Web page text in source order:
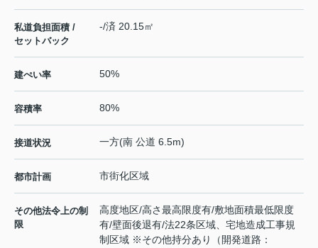
私道負担面積 /
セットバック
-/済 20.15㎡
建ぺい率 50%
容積率 80%
接道状況 一方(南 公道 6.5m)
都市計画 市街化区域
その他法令上の制
限
高度地区/高さ最高限度有/敷地面積最低限度
有/壁面後退有/法22条区域、宅地造成工事規
制区域 ※その他持分あり（開発道路：